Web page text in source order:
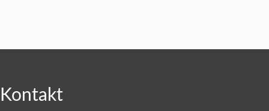
Kontakt